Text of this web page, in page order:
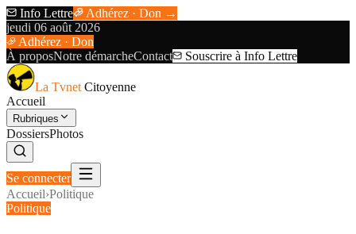
Info Lettre
Adhérez · Don →
jeudi 06 août 2026
Adhérez · Don
À proposNotre démarcheContact Souscrire à Info Lettre
La Tvnet Citoyenne
Accueil
Rubriques
DossiersPhotos
Se connecter
Accueil›Politique
Politique